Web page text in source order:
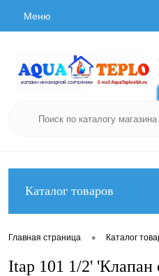
Меню
Каталог товаров
Главная страница • Каталог
Itap 101 1/2'